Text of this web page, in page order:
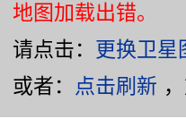
地图加载出错。
请点击： 更换卫星
或者： 点击刷新